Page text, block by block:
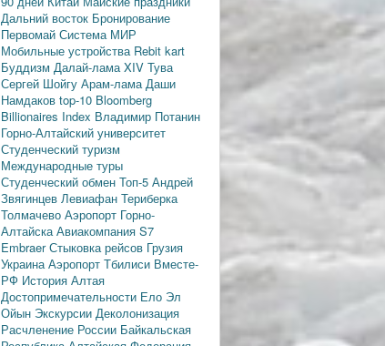
Дальний восток Бронирование
Первомай Система МИР
Мобильные устройства Rebit kart
Буддизм Далай-лама XIV Тува
Сергей Шойгу Арам-ламаДаши
Намдаков top-10 Bloomberg
Billionaires Index Владимир Потанин
Горно-Алтайский университет
Студенческий туризм
Международные туры
Студенческий обмен Топ-5 Андрей
Звягинцев Левиафан Териберка
Толмачево Аэропорт Горно-
АлтайскаАвиакомпания S7
EmbraerСтыковка рейсов Грузия
УкраинаАэропорт Тбилиси Вместе-
РФ История Алтая
Достопримечательности Ело Эл
Ойын Экскурсии Деколонизация
Расчленение России Байкальская